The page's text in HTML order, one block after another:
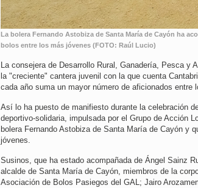
La bolera Fernando Astobiza de Santa María de Cayón ha
bolos entre los más jóvenes (FOTO: Raúl Lucio)
La consejera de Desarrollo Rural, Ganadería, Pesca
la "creciente" cantera juvenil con la que cuenta
cada año suma un mayor número de aficionados entre
Así lo ha puesto de manifiesto durante la celebración
deportivo-solidaria, impulsada por el Grupo de Acción
bolera Fernando Astobiza de Santa María de Cayón y
jóvenes.
Susinos, que ha estado acompañada de Ángel Sainz
alcalde de Santa María de Cayón, miembros de la
Asociación de Bolos Pasiegos del GAL; Jairo